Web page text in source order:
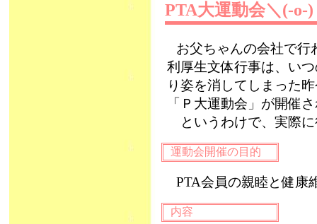
PTA大運動会＼(-o-)
お父ちゃんの会社で行
利厚生文体行事は、い
り姿を消してしまった
「Ｐ大運動会」が開催
というわけで、実際に
運動会開催の目的
PTA会員の親睦と健康
内容